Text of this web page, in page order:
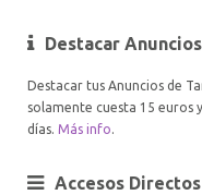
Destacar Anuncios
Destacar tus Anuncios de
solamente cuesta 15 euros
días. Más info.
Accesos Directos